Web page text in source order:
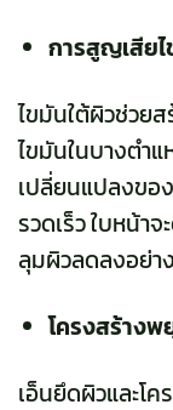
การสูญเสีย
ไขมันใต้ผิวช่วย
ไขมันในบางตำ
เปลี่ยนแปลงขอ
รวดเร็ว ใบหน้า
ลุมผิวลดลงอย่า
โครงสร้าง
เอ็นยึดผิวและโ